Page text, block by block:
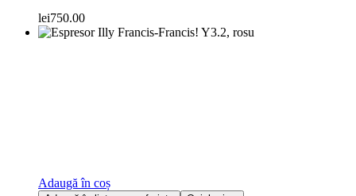
lei750.00
Adaugă în coș